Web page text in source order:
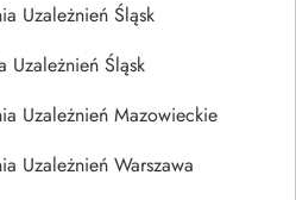
Uzależnień Śląsk
Uzależnień Śląsk
Uzależnień Mazowieckie
Uzależnień Warszawa